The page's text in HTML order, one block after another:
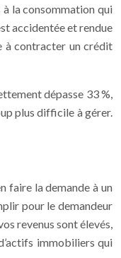
à la consommation qui
accidentée et rendue
à contracter un crédit
dépasse 33 %,
plus difficile à gérer.
faire la demande à un
pour le demandeur
revenus sont élevés,
immobiliers qui